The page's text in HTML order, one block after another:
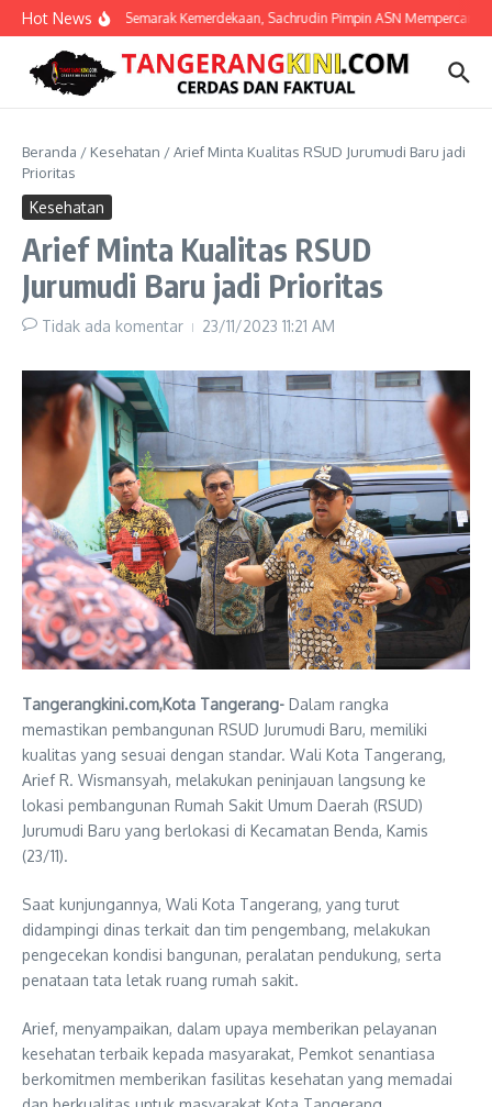
Lewati ke konten
Hot News Semarak Kemerdekaan, Sachrudin Pimpin ASN
Beranda / Kesehatan /Arief Minta Kualitas RSUD Jurumudi Baru jadi
Prioritas
Kesehatan
Arief Minta Kualitas RSUD
Jurumudi Baru jadi Prioritas
Tidak ada komentar 23/11/2023 11:21 AM
Tangerangkini.com,Kota Tangerang- Dalam rangka
memastikan pembangunan RSUD Jurumudi Baru, memiliki
kualitas yang sesuai dengan standar. Wali Kota Tangerang,
Arief R. Wismansyah, melakukan peninjauan langsung ke
lokasi pembangunan Rumah Sakit Umum Daerah (RSUD)
Jurumudi Baru yang berlokasi di Kecamatan Benda, Kamis
(23/11).
Saat kunjungannya, Wali Kota Tangerang, yang turut
didampingi dinas terkait dan tim pengembang, melakukan
pengecekan kondisi bangunan, peralatan pendukung, serta
penataan tata letak ruang rumah sakit.
Arief, menyampaikan, dalam upaya memberikan pelayanan
kesehatan terbaik kepada masyarakat, Pemkot senantiasa
berkomitmen memberikan fasilitas kesehatan yang memadai